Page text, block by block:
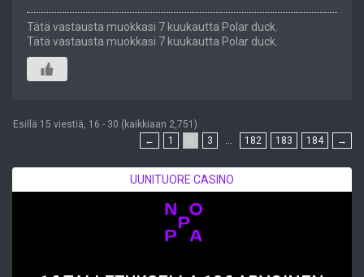
Tätä vastausta muokkasi 7 kuukautta Polar duck.
Tätä vastausta muokkasi 7 kuukautta Polar duck.
Esillä 15 viestiä, 16 - 30 (kaikkiaan 2,751)
←
1 3 … 182 183 184 →
UUNITUORE CASINO